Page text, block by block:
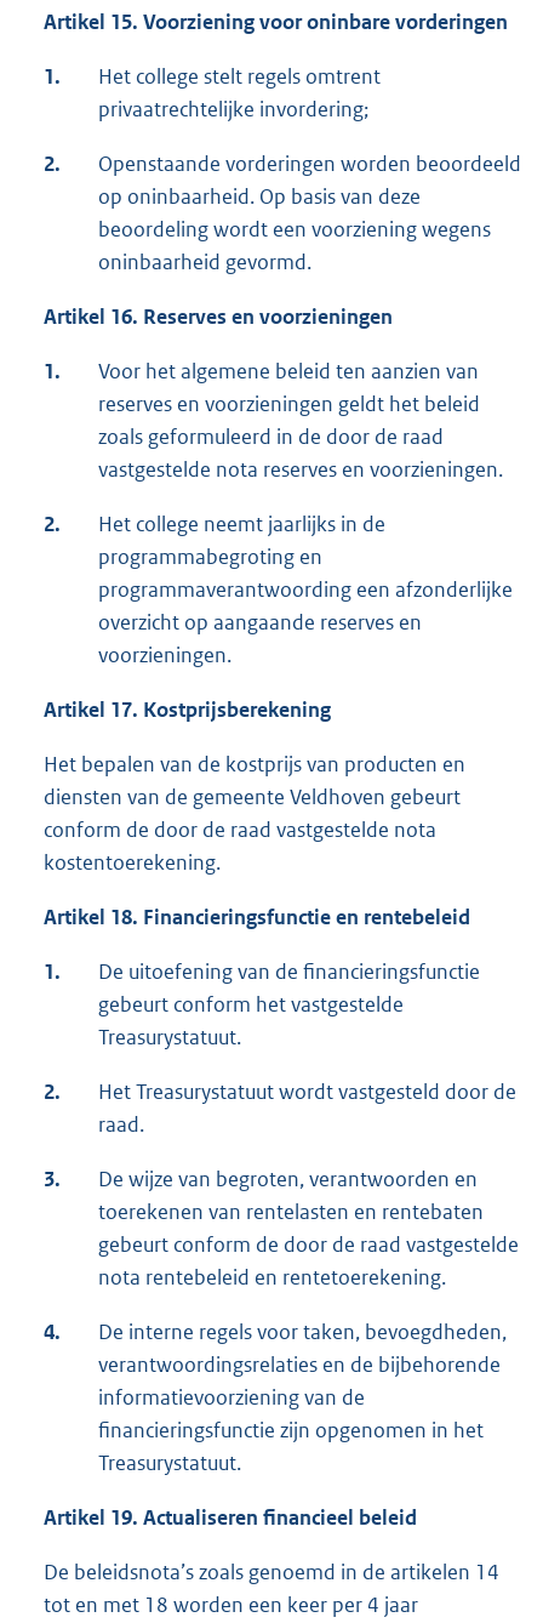
Artikel 15. Voorziening voor oninbare vorderingen
1.
Het college stelt regels omtrent
privaatrechtelijke invordering;
2.
Openstaande vorderingen worden beoordeeld
op oninbaarheid. Op basis van deze
beoordeling wordt een voorziening wegens
oninbaarheid gevormd.
Artikel 16. Reserves en voorzieningen
1.
Voor het algemene beleid ten aanzien van
reserves en voorzieningen geldt het beleid
zoals geformuleerd in de door de raad
vastgestelde nota reserves en voorzieningen.
2.
Het college neemt jaarlijks in de
programmabegroting en
programmaverantwoording een afzonderlijke
overzicht op aangaande reserves en
voorzieningen.
Artikel 17. Kostprijsberekening
Het bepalen van de kostprijs van producten en
diensten van de gemeente Veldhoven gebeurt
conform de door de raad vastgestelde nota
kostentoerekening.
Artikel 18. Financieringsfunctie en rentebeleid
1.
De uitoefening van de financieringsfunctie
gebeurt conform het vastgestelde
Treasurystatuut.
2.
Het Treasurystatuut wordt vastgesteld door de
raad.
3.
De wijze van begroten, verantwoorden en
toerekenen van rentelasten en rentebaten
gebeurt conform de door de raad vastgestelde
nota rentebeleid en rentetoerekening.
4.
De interne regels voor taken, bevoegdheden,
verantwoordingsrelaties en de bijbehorende
informatievoorziening van de
financieringsfunctie zijn opgenomen in het
Treasurystatuut.
Artikel 19. Actualiseren financieel beleid
De beleidsnota’s zoals genoemd in de artikelen 14
tot en met 18 worden een keer per 4 jaar